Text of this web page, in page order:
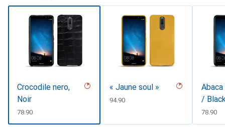
Crocodile nero,
Noir
CHF
78.90
« Jaune soul »
CHF
94.90
/
CHF
78.90